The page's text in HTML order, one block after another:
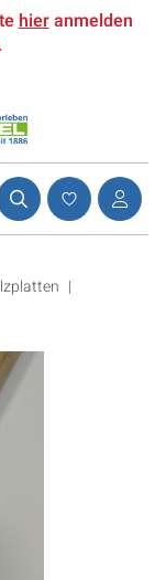
hieranmelden
|